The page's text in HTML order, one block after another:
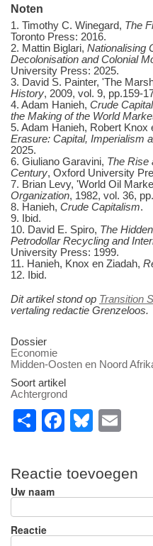
Noten
1. Timothy C. Winegard, The
Toronto Press: 2016.
2. Mattin Biglari, Nationalising
Decolonisation and Colonial
University Press: 2025.
3. David S. Painter, 'The
History, 2009, vol. 9, pp.159-
4. Adam Hanieh, Crude
the Making of the World
5. Adam Hanieh, Robert Knox
Erasure: Capital, Imperialism
2025.
6. Giuliano Garavini, The Rise
Century, Oxford University
7. Brian Levy, 'World Oil
Organization, 1982, vol. 36,
8. Hanieh, Crude Capitalism.
9. Ibid.
10. David E. Spiro, The
Petrodollar Recycling and
University Press: 1999.
11. Hanieh, Knox en Ziadah,
12. Ibid.
Dit artikel stond op Transition
vertaling redactie Grenzeloos.
Dossier
Economie
Midden-Oosten en Noord
Soort artikel
Achtergrond
S
ar
e
F
c
e
b
o
Bl
e
sk
y
ail
Reactie toevoegen
Uw naam
Reactie